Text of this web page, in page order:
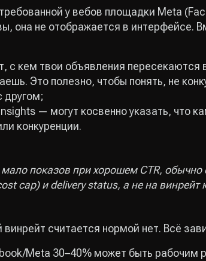
у вебов площадки Meta
она не отображается в интерфейсе.
с кем твои объявления пересекаются
Это полезно, чтобы понять, не
другом;
— могут косвенно указать, что
конкуренции.
показов при хорошем CTR, обычно
cap) и delivery status, а не на винрейт
считается нормой нет. Всё
Meta 30–40% может быть рабочим